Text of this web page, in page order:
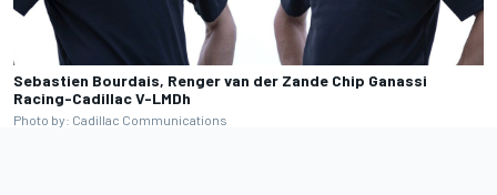
Sebastien Bourdais, Renger van der Zande Chip Ganassi
Racing-Cadillac V-LMDh
Photo by: Cadillac Communications